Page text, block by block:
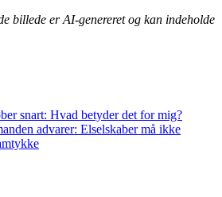
billede er AI-genereret og kan indeholde
snart: Hvad betyder det for mig?
advarer: Elselskaber må ikke